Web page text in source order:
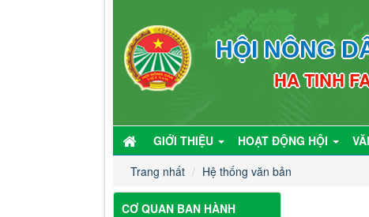
HỘI NÔNG
HA TINH
GIỚI THIỆU HOẠT ĐỘNG HỘI
Trang nhất
Hệ thống văn bản
CƠ QUAN BAN HÀNH